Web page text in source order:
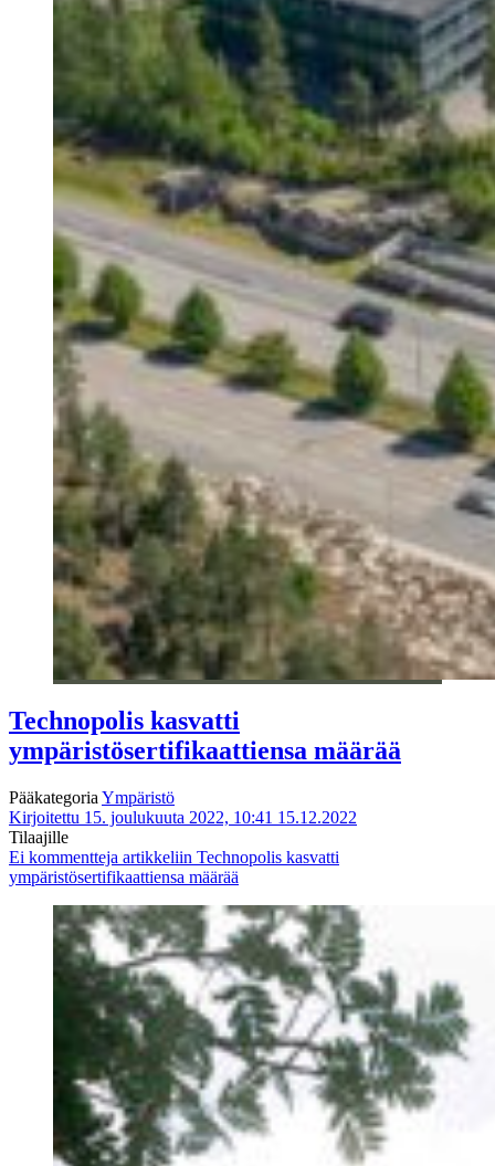
Technopolis kasvatti
ympäristösertifikaattiensa määrää
Pääkategoria Ympäristö
Kirjoitettu 15. joulukuuta 2022, 10:41 15.12.2022
Tilaajille
Ei kommentteja artikkeliin Technopolis kasvatti
ympäristösertifikaattiensa määrää